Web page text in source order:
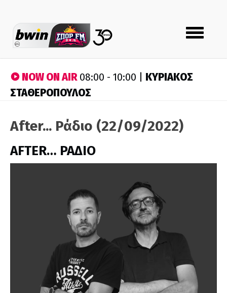
Toggle
navigation
NOW ON AIR08:00 - 10:00 | ΚΥΡΙΑΚΟΣ
ΣΤΑΘΕΡΟΠΟΥΛΟΣ
After... Ράδιο (22/09/2022)
AFTER… ΡΑΔΙΟ